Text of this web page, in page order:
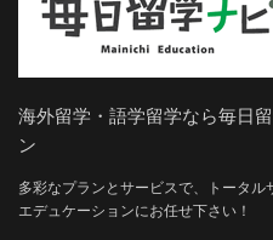
海外留学・語学留学なら毎日
ン
多彩なプランとサービスで、トータ
エデュケーションにお任せ下さい！